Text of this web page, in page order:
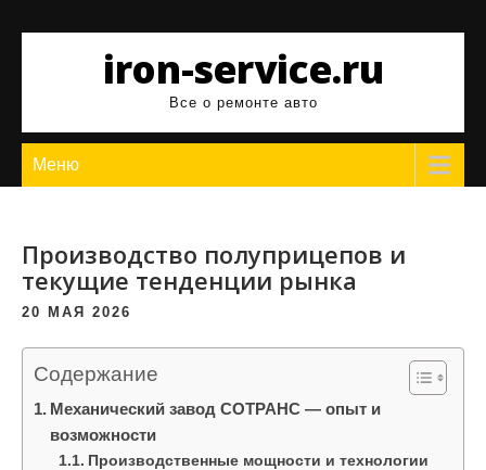
содержимомуiron-service.ru
Все о ремонте авто
Меню
Производство полуприцепов и
текущие тенденции рынка
20 МАЯ 2026
Содержание
Механический завод СОТРАНС — опыт и
возможности
Производственные мощности и технологии